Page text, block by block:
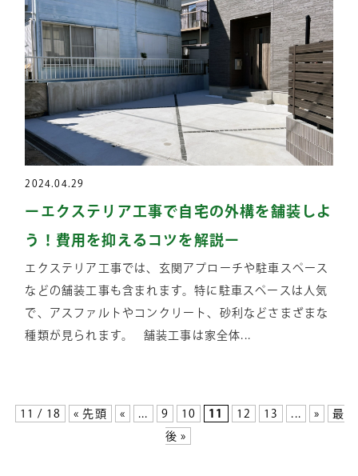
2024.04.29
ーエクステリア工事で自宅の外構を舗装しよ
う！費用を抑えるコツを解説ー
エクステリア工事では、玄関アプローチや駐車スペース
などの舗装工事も含まれます。特に駐車スペースは人気
で、アスファルトやコンクリート、砂利などさまざまな
種類が見られます。 舗装工事は家全体...
11 / 18 « 先頭 « ... 9 10 11 12 13 ... »
最
後 »